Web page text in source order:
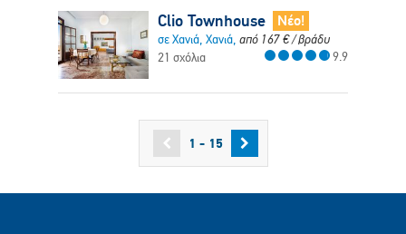
Clio Townhouse Νέο!
σε Χανιά, Χανιά, από 167€/ βράδυ
21 σχόλια
9.9
1 - 15